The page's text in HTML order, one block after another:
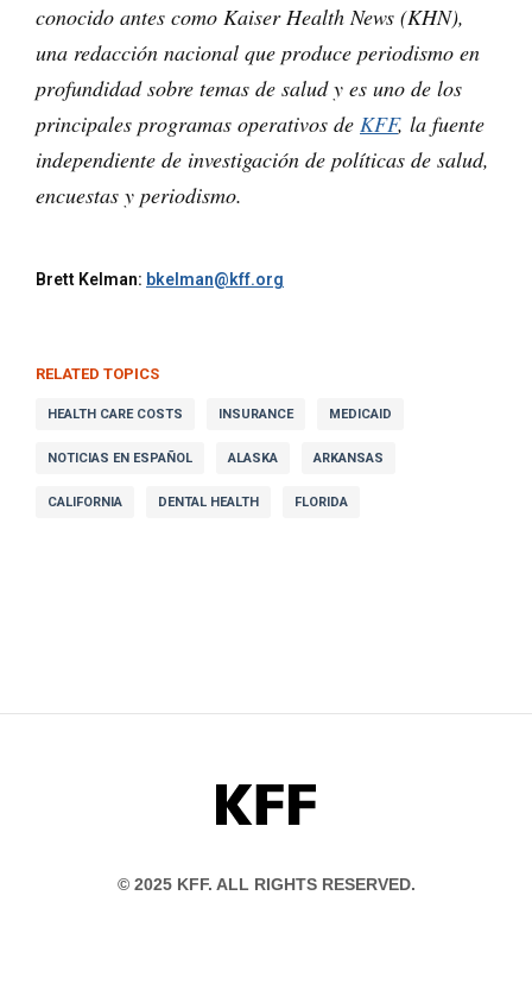
conocido antes como Kaiser Health News (KHN),
una redacción nacional que produce periodismo en
profundidad sobre temas de salud y es uno de los
principales programas operativos de KFF, la fuente
independiente de investigación de políticas de salud,
encuestas y periodismo.
Brett Kelman: bkelman@kff.org
RELATED TOPICS
HEALTH CARE COSTS INSURANCE MEDICAID
NOTICIAS EN ESPAÑOL ALASKA ARKANSAS
CALIFORNIA DENTAL HEALTH FLORIDA
KFF
© 2025 KFF. ALL RIGHTS RESERVED.